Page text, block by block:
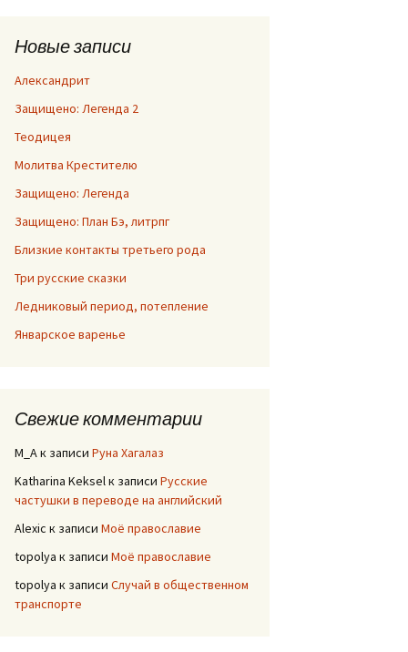
Новые записи
Александрит
Защищено: Легенда 2
Теодицея
Молитва Крестителю
Защищено: Легенда
Защищено: План Бэ, литрпг
Близкие контакты третьего рода
Три русские сказки
Ледниковый период, потепление
Январское варенье
Свежие комментарии
M_Aк записи Руна Хагалаз
Katharina Kekselк записи Русские
частушки в переводе на английский
Alexic к записи Моё православие
topolya к записи Моё православие
topolya к записи Случай в общественном
транспорте